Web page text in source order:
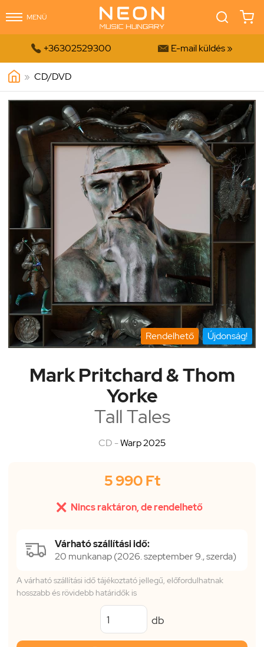
MENÜ
 +36302529300  E-mail küldés »
» CD/DVD
Rendelhető Újdonság!
Mark Pritchard & Thom
Yorke
Tall Tales
CD -Warp 2025
5 990 Ft
 Nincs raktáron, de rendelhető
Várható szállítási idő:
20 munkanap (2026. szeptember 9., szerda)
A várható szállítási idő tájékoztató jellegű, előfordulhatnak
hosszabb és rövidebb határidők is
db